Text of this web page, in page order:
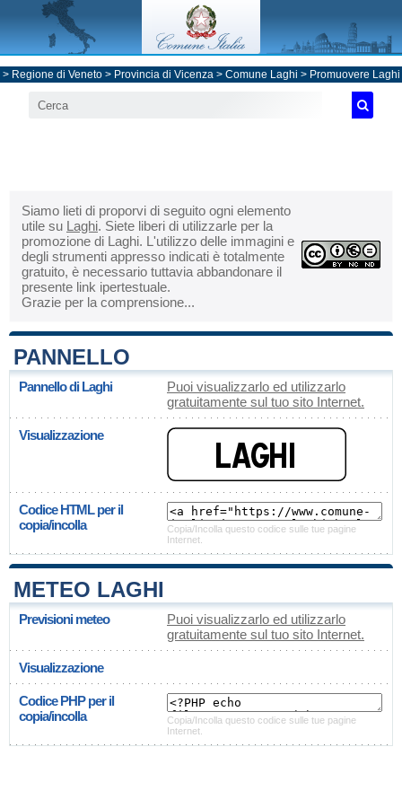
> Regione di Veneto> Provincia di Vicenza> Comune Laghi > Promuovere Laghi
Siamo lieti di proporvi di seguito ogni elemento
utile su Laghi. Siete liberi di utilizzarle per la
promozione di Laghi. L'utilizzo delle immagini e
degli strumenti appresso indicati è totalmente
gratuito, è necessario tuttavia abbandonare il
presente link ipertestuale.
Grazie per la comprensione...
PANNELLO
Pannello di Laghi
Puoi visualizzarlo ed utilizzarlo
gratuitamente sul tuo sito Internet.
Visualizzazione
Codice HTML per il
copia/incolla
Copia/Incolla questo codice sulle tue pagine
Internet.
METEO LAGHI
Previsioni meteo
Puoi visualizzarlo ed utilizzarlo
gratuitamente sul tuo sito Internet.
Visualizzazione
Codice PHP per il
copia/incolla
Copia/Incolla questo codice sulle tue pagine
Internet.